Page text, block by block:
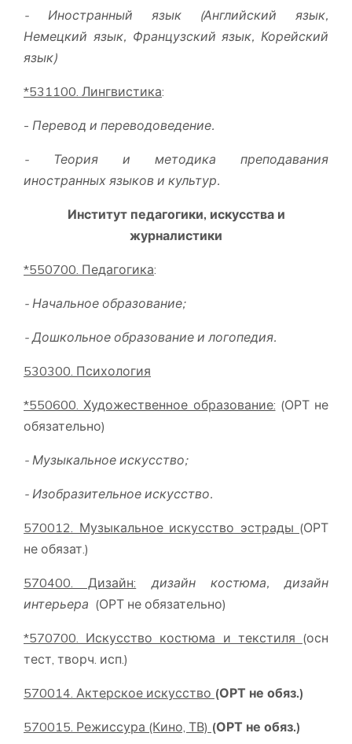
- Иностранный язык (Английский язык,
Немецкий язык, Французский язык, Корейский
язык)
*531100. Лингвистика:
- Перевод и переводоведение.
- Теория и методика преподавания
иностранных языков и культур.
Институт педагогики, искусства и
журналистики
*550700. Педагогика:
- Начальное образование;
- Дошкольное образование и логопедия.
530300. Психология
*550600. Художественное образование: (ОРТ не
обязательно)
- Музыкальное искусство;
- Изобразительное искусство.
570012. Музыкальное искусство эстрады (ОРТ
не обязат.)
570400. Дизайн: дизайн костюма, дизайн
интерьера (ОРТ не обязательно)
*570700. Искусство костюма и текстиля (осн
тест, творч. исп.)
570014 . Актерское искусство (ОРТ не обяз.)
570015. Режиссура (Кино, ТВ) (ОРТ не обяз.)